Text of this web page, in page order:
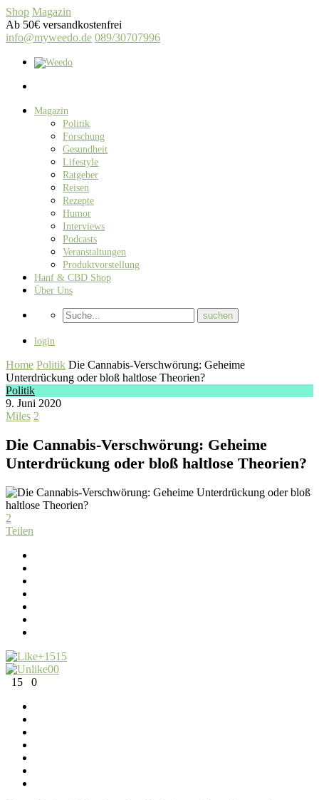
Shop Magazin
Ab 50€ versandkostenfrei
info@myweedo.de 089/30707996
Magazin
Politik
Forschung
Gesundheit
Lifestyle
Ratgeber
Reisen
Rezepte
Humor
Interviews
Podcasts
Veranstaltungen
Produktvorstellung
Hanf & CBD Shop
Über Uns
login
Home Politik Die Cannabis-Verschwörung: Geheime
Unterdrückung oder bloß haltlose Theorien?
Politik
9. Juni 2020
Miles 2
Die Cannabis-Verschwörung: Geheime
Unterdrückung oder bloß haltlose Theorien?
2
Teilen
+1515
00
15
0